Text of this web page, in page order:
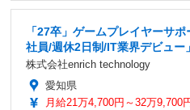
「27卒」ゲームプレイヤーサ
社員/週休2日制/IT業界デビュー
株式会社enrich technology
愛知県
月給21万4,700円～32万9,700